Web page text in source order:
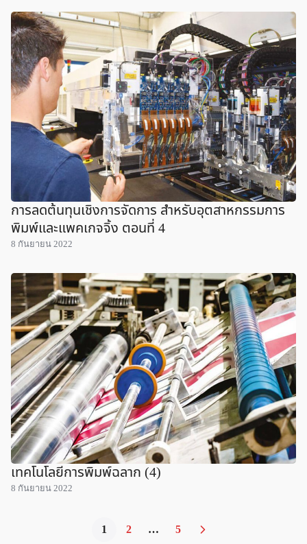
การลดต้นทุนเชิงการจัดการ สำหรับอุตสาหกรรมการ
พิมพ์และแพคเกจจิ้ง ตอนที่ 4
8 กันยายน 2022
เทคโนโลยีการพิมพ์ฉลาก (4)
8 กันยายน 2022
1 2 … 5